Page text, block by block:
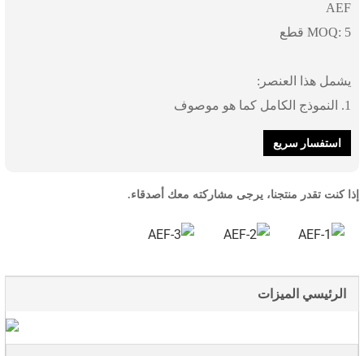
AEF
MOQ: 5 قطع
يشمل هذا العنصر:
1. النموذج الكامل كما هو موصوف
استفسار سريع
إذا كنت تقدر منتجنا، يرجى مشاركته معك أصدقاء.
الرئيسي الميزات